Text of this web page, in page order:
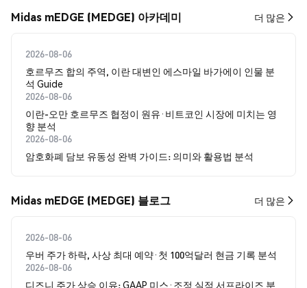
Midas mEDGE (MEDGE) 아카데미 더 많은
2026-08-06
호르무즈 합의 주역, 이란 대변인 에스마일 바가에이 인물 분
석 Guide
2026-08-06
이란-오만 호르무즈 협정이 원유·비트코인 시장에 미치는 영
향 분석
2026-08-06
암호화폐 담보 유동성 완벽 가이드: 의미와 활용법 분석
Midas mEDGE (MEDGE) 블로그 더 많은
2026-08-06
우버 주가 하락, 사상 최대 예약·첫 100억달러 현금 기록 분석
2026-08-06
디즈니 주가 상승 이유: GAAP 미스·조정 실적 서프라이즈 분